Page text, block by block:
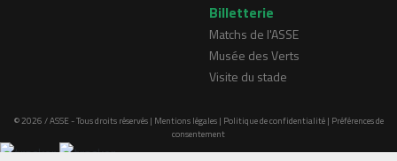
Billetterie
Matchs de l'ASSE
Musée des Verts
Visite du stade
© 2026 / ASSE - Tous droits réservés | Mentions légales| Politique de confidentialité| Préférences de
consentement